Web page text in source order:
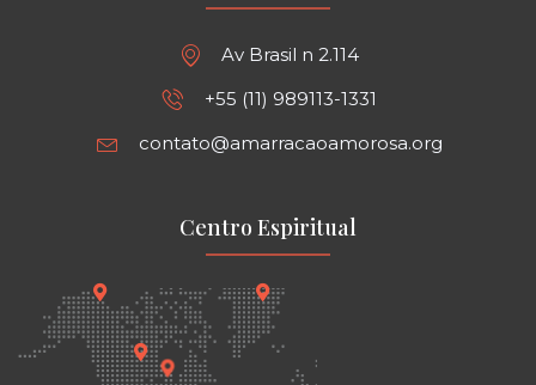
Av Brasil n 2.114
+55 (11) 989113-1331
contato@amarracaoamorosa.org
Centro Espiritual